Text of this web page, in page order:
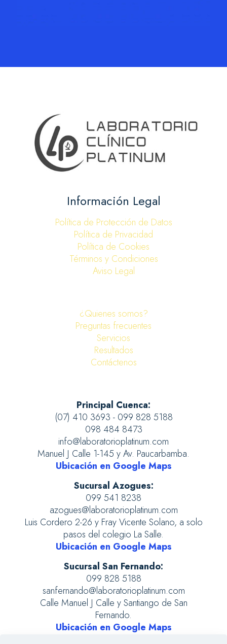
Información Legal
Política de Protección de Datos
Política de Privacidad
Política de Cookies
Términos y Condiciones
Aviso Legal
¿Quienes somos?
Preguntas frecuentes
Servicios
Resultados
Contáctenos
Principal Cuenca:
(07) 410 3693 - 099 828 5188
098 484 8473
info@laboratorioplatinum.com
Manuel J Calle 1-145 y Av. Paucarbamba.
Ubicación en Google Maps
Sucursal Azogues:
099 541 8238
azogues@laboratorioplatinum.com
Luis Cordero 2-26 y Fray Vicente Solano, a solo
pasos del colegio La Salle.
Ubicación en Google Maps
Sucursal San Fernando:
099 828 5188
sanfernando@laboratorioplatinum.com
Calle Manuel J Calle y Santiango de San
Fernando.
Ubicación en Google Maps